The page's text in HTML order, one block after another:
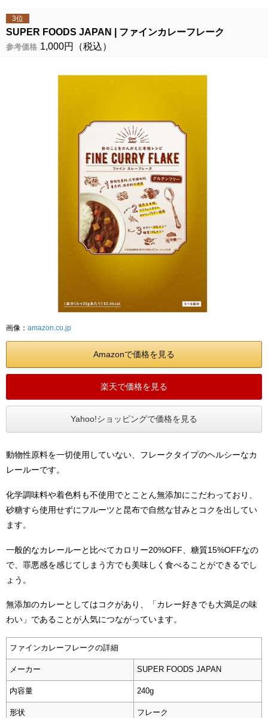
画像： amazon.co.jp
3位
SUPER FOODS JAPAN ファインカレーフレーク
参考価格 1,000円（税込）
Amazonで価格を見る
楽天で価格を見る
Yahoo!ショッピングで価格を見る
動物性原料を一切使用していない、フレークタイプのヘルシーなカ
レールーです。
化学調味料や着色料も不使用でとことん無添加にこだわっており、
砂糖すら使用せずにフルーツと昆布で自然な甘みとコクを出してい
ます。
一般的なカレールーと比べてカロリー20%OFF、糖質15%OFFなの
で、罪悪感を感じてしまう方でも美味しく食べることができるでし
ょう。
無添加のカレーとしてはコクがあり、「カレー好きでも大満足の味
わい」であることが人気につながっています。
ファインカレーフレークの詳細
メーカー SUPER FOODS JAPAN
内容量 240g
形状 フレーク